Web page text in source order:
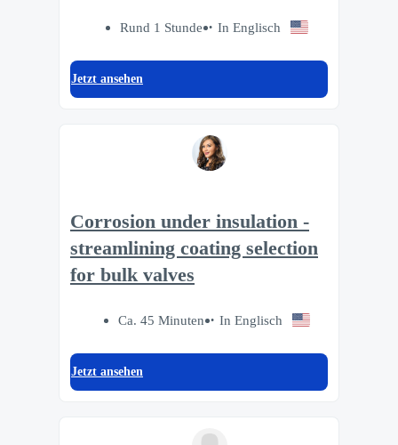
Rund 1 Stunde In Englisch
Jetzt ansehen
Corrosion under insulation -
streamlining coating selection
for bulk valves
Ca. 45 Minuten In Englisch
Jetzt ansehen